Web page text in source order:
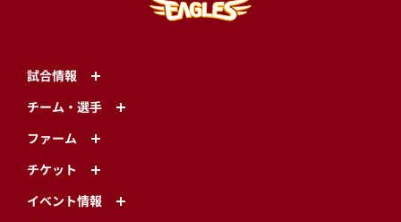
試合情報
チーム・選手
ファーム
チケット
イベント情報